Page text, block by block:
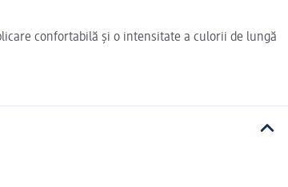
confortabilă și o intensitate a culorii de lungă